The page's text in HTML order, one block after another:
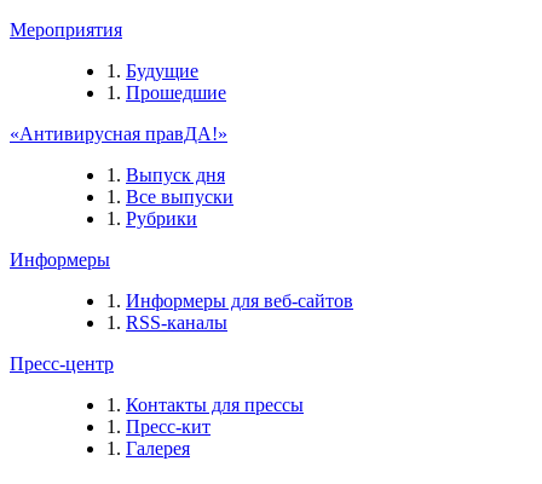
Мероприятия
Будущие
Прошедшие
«Антивирусная правДА!»
Выпуск дня
Все выпуски
Рубрики
Информеры
Информеры для веб-сайтов
RSS-каналы
Пресс-центр
Контакты для прессы
Пресс-кит
Галерея